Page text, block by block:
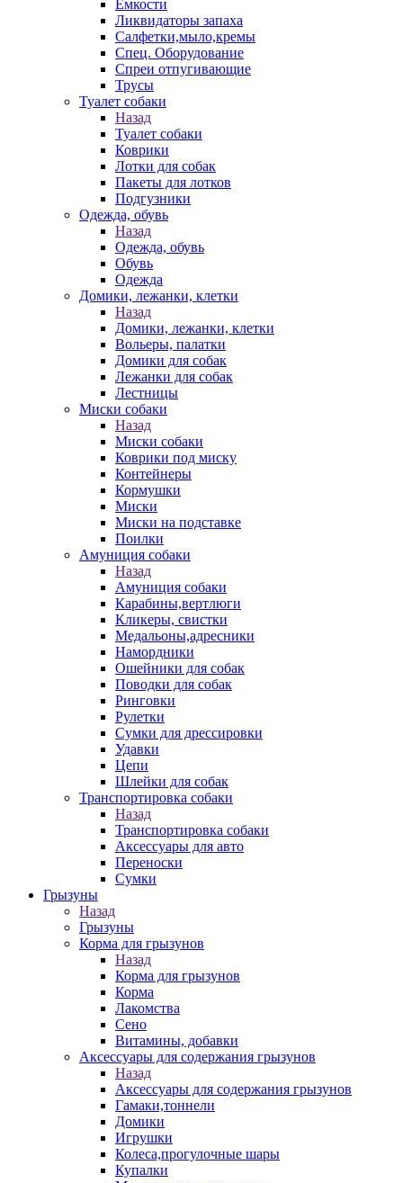
Емкости
Ликвидаторы запаха
Салфетки,мыло,кремы
Спец. Оборудование
Спреи отпугивающие
Трусы
Туалет собаки
Назад
Туалет собаки
Коврики
Лотки для собак
Пакеты для лотков
Подгузники
Одежда, обувь
Назад
Одежда, обувь
Обувь
Одежда
Домики, лежанки, клетки
Назад
Домики, лежанки, клетки
Вольеры, палатки
Домики для собак
Лежанки для собак
Лестницы
Миски собаки
Назад
Миски собаки
Коврики под миску
Контейнеры
Кормушки
Миски
Миски на подставке
Поилки
Амуниция собаки
Назад
Амуниция собаки
Карабины,вертлюги
Кликеры, свистки
Медальоны,адресники
Намордники
Ошейники для собак
Поводки для собак
Ринговки
Рулетки
Сумки для дрессировки
Удавки
Цепи
Шлейки для собак
Транспортировка собаки
Назад
Транспортировка собаки
Аксессуары для авто
Переноски
Сумки
Грызуны
Назад
Грызуны
Корма для грызунов
Назад
Корма для грызунов
Корма
Лакомства
Сено
Витамины, добавки
Аксессуары для содержания грызунов
Назад
Аксессуары для содержания грызунов
Гамаки,тоннели
Домики
Игрушки
Колеса,прогулочные шары
Купалки